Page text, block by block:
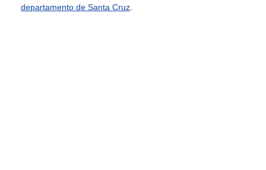
departamento de Santa Cruz